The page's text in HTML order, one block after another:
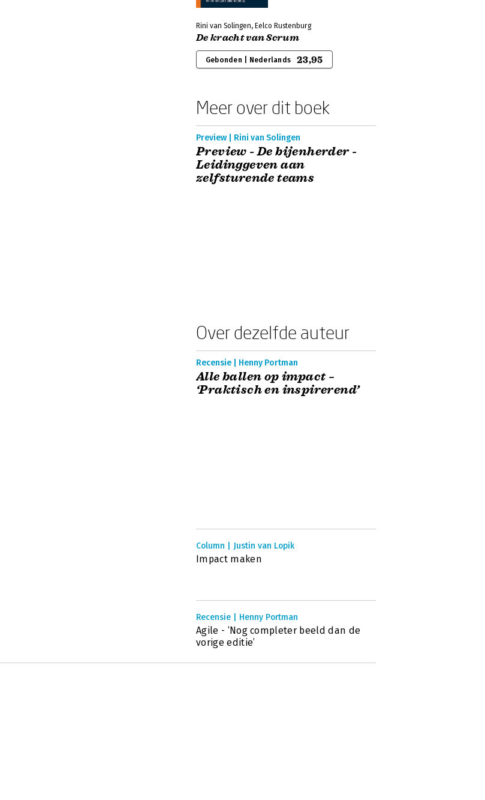
Rini van Solingen, Eelco Rustenburg
De kracht van Scrum
Gebonden | Nederlands 23,95
Meer over dit boek
Preview | Rini van Solingen
Preview - De bijenherder -
Leidinggeven aan
zelfsturende teams
Over dezelfde auteur
Recensie | Henny Portman
Alle ballen op impact –
‘Praktisch en inspirerend’
Column | Justin van Lopik
Impact maken
Recensie | Henny Portman
Agile - ‘Nog completer beeld dan de
vorige editie’